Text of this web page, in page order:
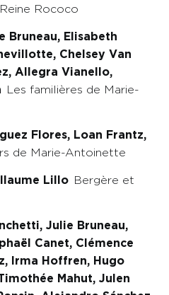
Rococo
Bruneau, Elisabeth
Chelsey Van
Allegra Vianello,
Les familières de Marie-
Flores, Loan Frantz,
de Marie-Antoinette
Lillo Bergère et
Julie Bruneau,
Canet, Clémence
Irma Hoffren, Hugo
Mahut, Julen